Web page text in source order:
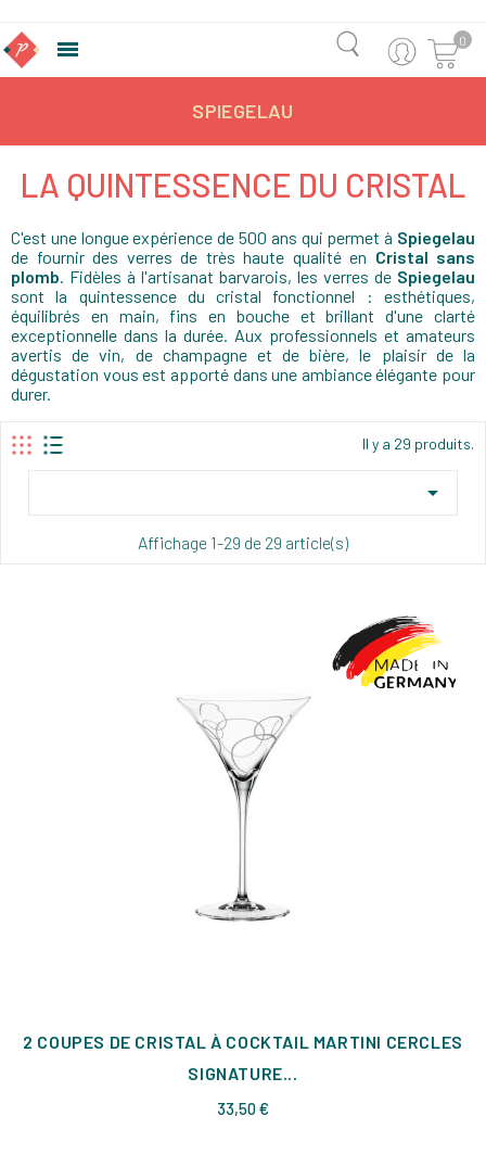
 0
SPIEGELAU
LA QUINTESSENCE DU CRISTAL
C'est une longue expérience de 500 ans qui permet à Spiegelau
de fournir des verres de très haute qualité en Cristal sans
plomb. Fidèles à l'artisanat barvarois, les verres de Spiegelau
sont la quintessence du cristal fonctionnel : esthétiques,
équilibrés en main, fins en bouche et brillant d'une clarté
exceptionnelle dans la durée. Aux professionnels et amateurs
avertis de vin, de champagne et de bière, le plaisir de la
dégustation vous est apporté dans une ambiance élégante pour
durer.
Il y a 29 produits.

Affichage 1-29 de 29 article(s)
2 COUPES DE CRISTAL À COCKTAIL MARTINI CERCLES
SIGNATURE...
33,50 €